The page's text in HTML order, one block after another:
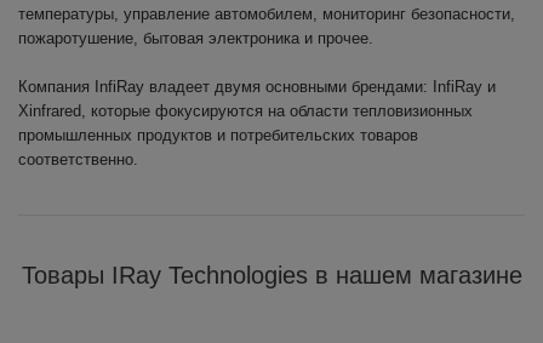
температуры, управление автомобилем, мониторинг безопасности,
пожаротушение, бытовая электроника и прочее.
Компания InfiRay владеет двумя основными брендами: InfiRay и
Xinfrared, которые фокусируются на области тепловизионных
промышленных продуктов и потребительских товаров
соответственно.
Товары IRay Technologies в нашем магазине